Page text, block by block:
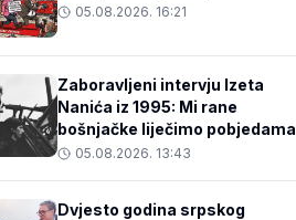
05.08.2026. 16:21
Zaboravljeni intervju Izeta
Nanića iz 1995: Mi rane
bošnjačke liječimo pobjedama
05.08.2026. 13:43
Dvjesto godina srpskog